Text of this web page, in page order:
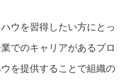
ウを習得したい方にとっ
でのキャリアがあるプロ
を提供することで組織の